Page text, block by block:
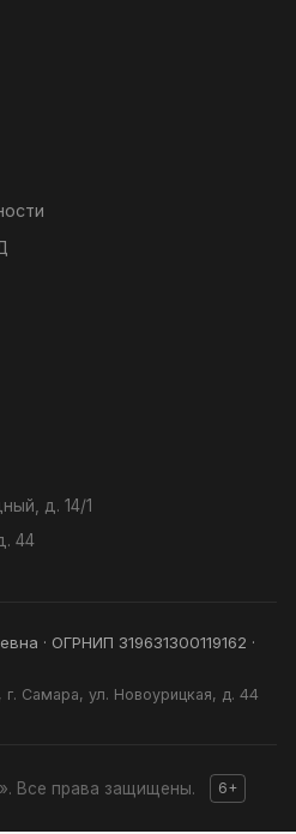
д. 14/1
44
· ОГРНИП 319631300119162 ·
Самара, ул. Новоурицкая, д. 44
Все права защищены.⁠​‌​​​‌​‌​‌​‌​‌‌​​‌​‌​​‌‌​‌‌‌‌‌​​​‌‌​‌​‌‌​‌‌‌​‌‌​​‌‌​​​​‌​‌‌​​‌​​​‌‌‌​​‌​​‌‌​‌‌‌‌​‌‌​​​‌​​‌‌​​​​‌​‌‌​‌‌‌​​‌‌‌‌​​‌​‌‌​​​​‌​​‌​‌‌‌​​‌‌‌​​‌​​‌‌‌​‌​‌​‌‌‌‌‌​​​‌‌​​​‌​​​‌‌​​‌‌​​‌‌​‌​‌​​‌‌​​‌‌​​‌‌​​‌​​​‌‌‌​​‌​‌‌​​​‌‌​‌‌​​​​‌​‌‌​​‌​‌​‌‌​​‌​‌⁠ 6+